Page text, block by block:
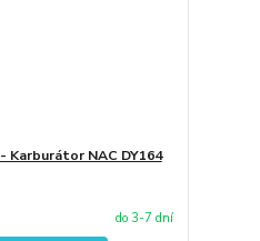
Karburátor NAC DY164
do 3-7 dní